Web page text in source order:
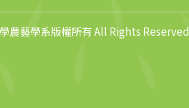
農藝學系版權所有 All Rights Reserved